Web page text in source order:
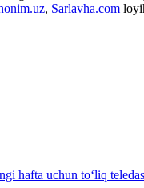
, Sarlavha.com
hafta uchun to‘liq